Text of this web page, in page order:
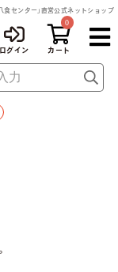
食センター」直営公式ネットショップ
ログイン
0